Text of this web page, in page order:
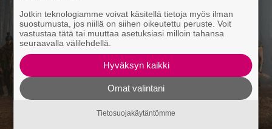
Jotkin teknologiamme voivat käsitellä tietoja myös ilman
suostumusta, jos niillä on siihen oikeutettu peruste. Voit
vastustaa tätä tai muuttaa asetuksiasi milloin tahansa
seuraavalla välilehdellä.
Hyväksyn kaikki
Omat valintani
Tietosuojakäytäntömme